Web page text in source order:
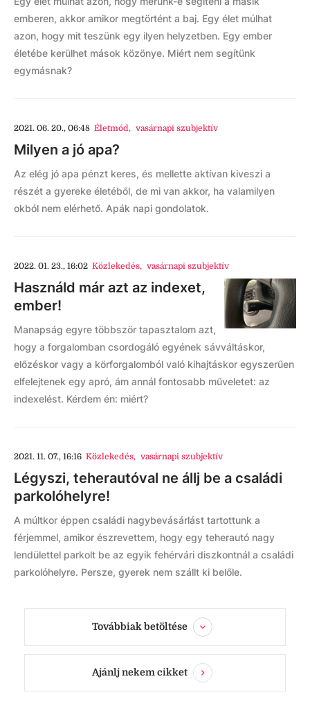
emberen, akkor amikor megtörtént a baj. Egy élet múlhat
azon, hogy mit teszünk egy ilyen helyzetben. Egy ember
életébe kerülhet mások közönye. Miért nem segítünk
egymásnak?
2021. 06. 20., 06:48 Életmód, vasárnapi szubjektív
Milyen a jó apa?
Az elég jó apa pénzt keres, és mellette aktívan kiveszi a
részét a gyereke életéből, de mi van akkor, ha valamilyen
okból nem elérhető. Apák napi gondolatok.
2022. 01. 23., 16:02 Közlekedés, vasárnapi szubjektív
Használd már azt az indexet,
ember!
Manapság egyre többször tapasztalom azt,
hogy a forgalomban csordogáló egyének sávváltáskor,
előzéskor vagy a körforgalomból való kihajtáskor egyszerűen
elfelejtenek egy apró, ám annál fontosabb műveletet: az
indexelést. Kérdem én: miért?
2021. 11. 07., 16:16 Közlekedés, vasárnapi szubjektív
Légyszi, teherautóval ne állj be a családi
parkolóhelyre!
A múltkor éppen családi nagybevásárlást tartottunk a
férjemmel, amikor észrevettem, hogy egy teherautó nagy
lendülettel parkolt be az egyik fehérvári diszkontnál a családi
parkolóhelyre. Persze, gyerek nem szállt ki belőle.
Továbbiak betöltése
Ajánlj nekem cikket